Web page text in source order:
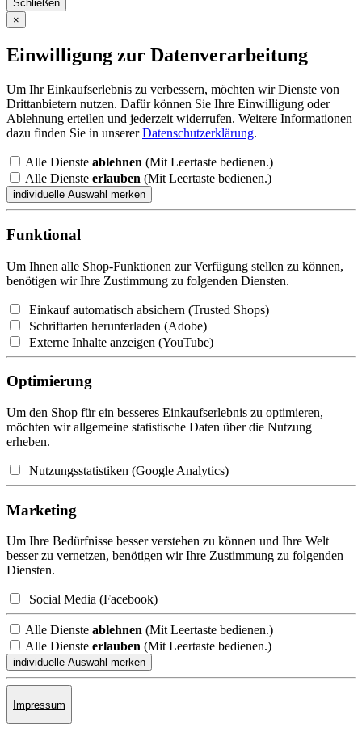
Schließen
×
Einwilligung zur Datenverarbeitung
Um Ihr Einkaufserlebnis zu verbessern, möchten wir Dienste von
Drittanbietern nutzen. Dafür können Sie Ihre Einwilligung oder
Ablehnung erteilen und jederzeit widerrufen. Weitere Informationen
dazu finden Sie in unsererDatenschutzerklärung.
Alle Dienste ablehnen (Mit Leertaste bedienen.)
Alle Dienste erlauben (Mit Leertaste bedienen.)
Funktional
Um Ihnen alle Shop-Funktionen zur Verfügung stellen zu können,
benötigen wir Ihre Zustimmung zu folgenden Diensten.
Einkauf automatisch absichern (Trusted Shops)
Schriftarten herunterladen (Adobe)
Externe Inhalte anzeigen (YouTube)
Optimierung
Um den Shop für ein besseres Einkaufserlebnis zu optimieren,
möchten wir allgemeine statistische Daten über die Nutzung
erheben.
Nutzungsstatistiken (Google Analytics)
Marketing
Um Ihre Bedürfnisse besser verstehen zu können und Ihre Welt
besser zu vernetzen, benötigen wir Ihre Zustimmung zu folgenden
Diensten.
Social Media (Facebook)
Alle Dienste ablehnen (Mit Leertaste bedienen.)
Alle Dienste erlauben (Mit Leertaste bedienen.)
Impressum